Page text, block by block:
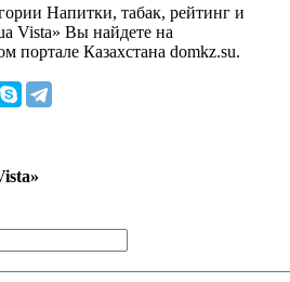
Напитки, табак, рейтинг и
Vista» Вы найдете на
портале Казахстана domkz.su.